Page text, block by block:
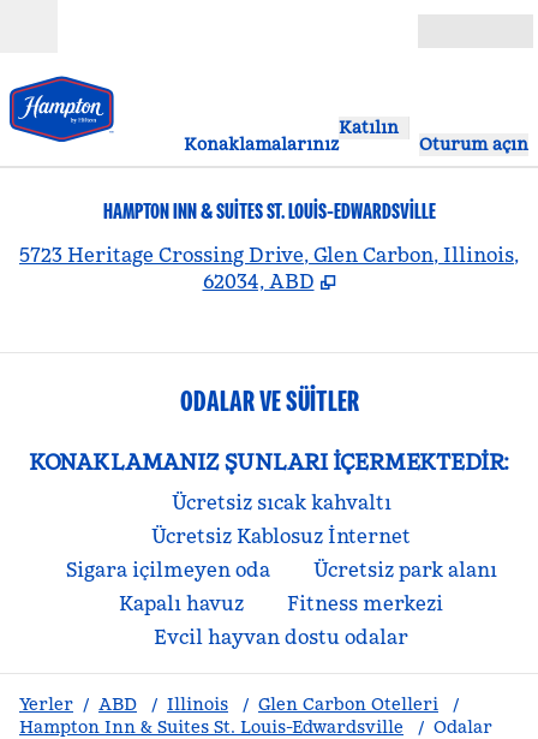
Konaklamalarınız
Katılın
Oturum açın
HAMPTON INN & SUITES ST. LOUIS-EDWARDSVILLE
5723 Heritage Crossing Drive, Glen Carbon, Illinois,
62034, ABD
,
ODALAR VE SÜITLER
KONAKLAMANIZ ŞUNLARI IÇERMEKTEDIR:
Ücretsiz sıcak kahvaltı
Ücretsiz Kablosuz İnternet
Sigara içilmeyen oda
Ücretsiz park alanı
Kapalı havuz
Fitness merkezi
Evcil hayvan dostu odalar
Yerler / ABD / Illinois / Glen Carbon Otelleri
/
Hampton Inn & Suites St. Louis-Edwardsville
/ Odalar